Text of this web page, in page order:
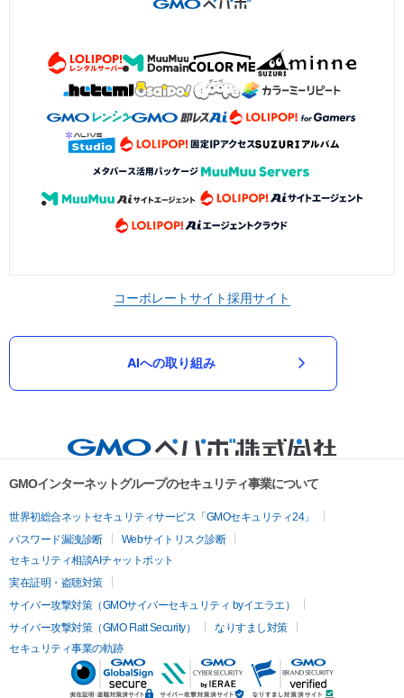
コーポレートサイト採用サイト
AIへの取り組み
GMOインターネットグループのセキュリティ事業について
世界初総合ネットセキュリティサービス「GMOセキュリティ24」
パスワード漏洩診断
Webサイトリスク診断
セキュリティ相談AIチャットボット
実在証明・盗聴対策
サイバー攻撃対策（GMOサイバーセキュリティ byイエラエ）
サイバー攻撃対策（GMO Flatt Security）
なりすまし対策
セキュリティ事業の軌跡